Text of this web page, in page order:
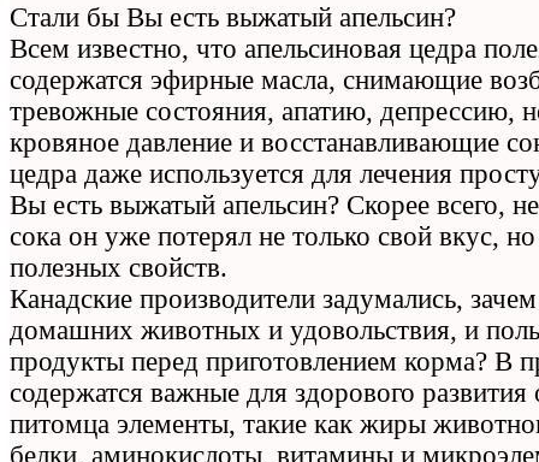
Стали бы Вы есть выжатый апельсин?
Всем известно, что апельсиновая цедра
содержатся эфирные масла, снимающие
тревожные состояния, апатию, депрессию,
кровяное давление и восстанавливающие
цедра даже используется для лечения
Вы есть выжатый апельсин? Скорее всего,
сока он уже потерял не только свой вкус,
полезных свойств.
Канадские производители задумались,
домашних животных и удовольствия, и
продукты перед приготовлением корма? В
содержатся важные для здорового развития
питомца элементы, такие как жиры
белки, аминокислоты, витамины и